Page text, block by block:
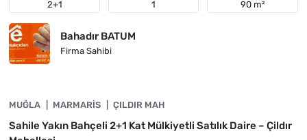
2+1 1 90 m²
Bahadır BATUM
Firma Sahibi
YATIRIMA UYGUN
MUĞLA MARMARIS ÇILDIR MAH
Sahile Yakın Bahçeli 2+1 Kat Mülkiyetli Satılık Daire – Çildır